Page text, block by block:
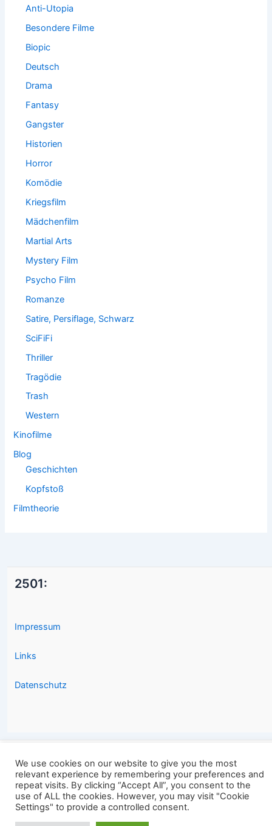
Anti-Utopia
Besondere Filme
Biopic
Deutsch
Drama
Fantasy
Gangster
Historien
Horror
Komödie
Kriegsfilm
Mädchenfilm
Martial Arts
Mystery Film
Psycho Film
Romanze
Satire, Persiflage, Schwarz
SciFiFi
Thriller
Tragödie
Trash
Western
Kinofilme
Blog
Geschichten
Kopfstoß
Filmtheorie
2501:
Impressum
Links
Datenschutz
Copyright © 2026 2501.eu Gute Filme |
We use cookies on our website to give you the most
relevant experience by remembering your preferences and
repeat visits. By clicking “Accept All”, you consent to the
use of ALL the cookies. However, you may visit "Cookie
Settings" to provide a controlled consent.